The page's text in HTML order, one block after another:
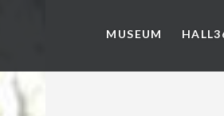
MUSEUM